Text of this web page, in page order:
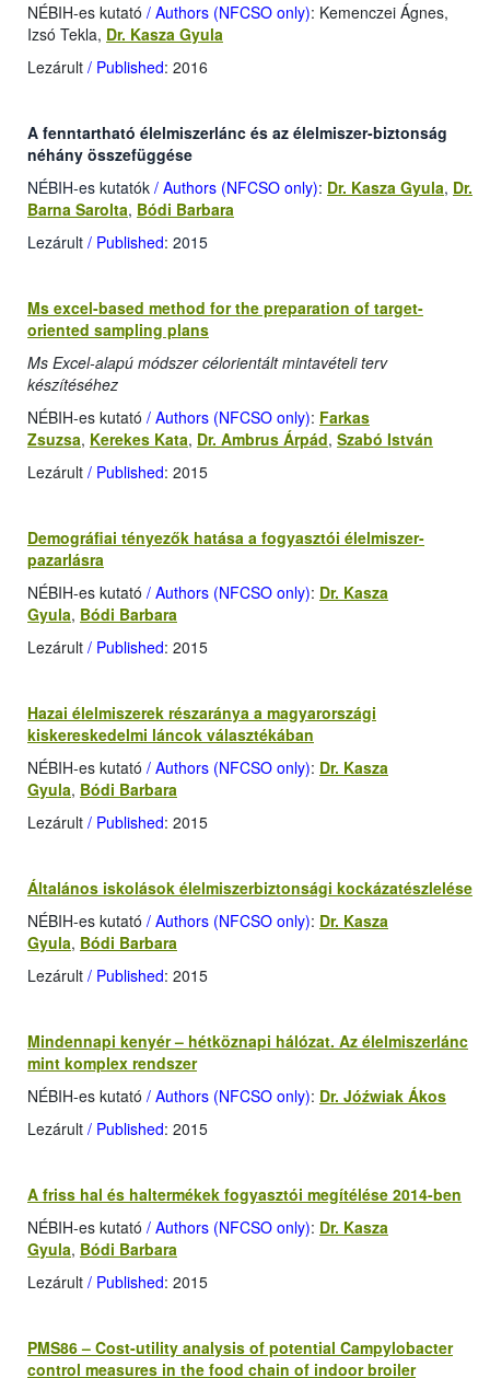
NÉBIH-es kutató / Authors (NFCSO only): Kemenczei Ágnes,
Izsó Tekla, Dr. Kasza Gyula
Lezárult / Published: 2016
A fenntartható élelmiszerlánc és az élelmiszer-biztonság
néhány összefüggése
NÉBIH-es kutatók / Authors (NFCSO only): Dr. Kasza Gyula, Dr.
Barna Sarolta, Bódi Barbara
Lezárult / Published: 2015
Ms excel-based method for the preparation of target-
oriented sampling plans
Ms Excel-alapú módszer célorientált mintavételi terv
készítéséhez
NÉBIH-es kutató / Authors (NFCSO only): Farkas
Zsuzsa, Kerekes Kata, Dr. Ambrus Árpád, Szabó István
Lezárult / Published: 2015
Demográfiai tényezők hatása a fogyasztói élelmiszer-
pazarlásra
NÉBIH-es kutató / Authors (NFCSO only): Dr. Kasza
Gyula, Bódi Barbara
Lezárult / Published: 2015
Hazai élelmiszerek részaránya a magyarországi
kiskereskedelmi láncok választékában
NÉBIH-es kutató / Authors (NFCSO only): Dr. Kasza
Gyula, Bódi Barbara
Lezárult / Published: 2015
Általános iskolások élelmiszerbiztonsági kockázatészlelése
NÉBIH-es kutató / Authors (NFCSO only): Dr. Kasza
Gyula, Bódi Barbara
Lezárult / Published: 2015
Mindennapi kenyér – hétköznapi hálózat. Az élelmiszerlánc
mint komplex rendszer
NÉBIH-es kutató / Authors (NFCSO only): Dr. Jóźwiak Ákos
Lezárult / Published: 2015
A friss hal és haltermékek fogyasztói megítélése 2014-ben
NÉBIH-es kutató / Authors (NFCSO only): Dr. Kasza
Gyula, Bódi Barbara
Lezárult / Published: 2015
PMS86 – Cost-utility analysis of potential Campylobacter
control measures in the food chain of indoor broiler